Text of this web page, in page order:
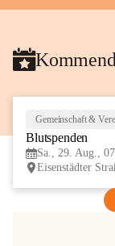
Gemeinschaft &
Blutspenden
Sa., 29. Aug.,